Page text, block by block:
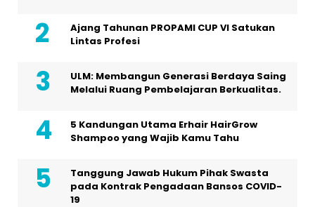
Ajang Tahunan PROPAMI CUP VI Satukan
Lintas Profesi
ULM: Membangun Generasi Berdaya Saing
Melalui Ruang Pembelajaran Berkualitas.
5 Kandungan Utama Erhair HairGrow
Shampoo yang Wajib Kamu Tahu
Tanggung Jawab Hukum Pihak Swasta
pada Kontrak Pengadaan Bansos COVID-
19